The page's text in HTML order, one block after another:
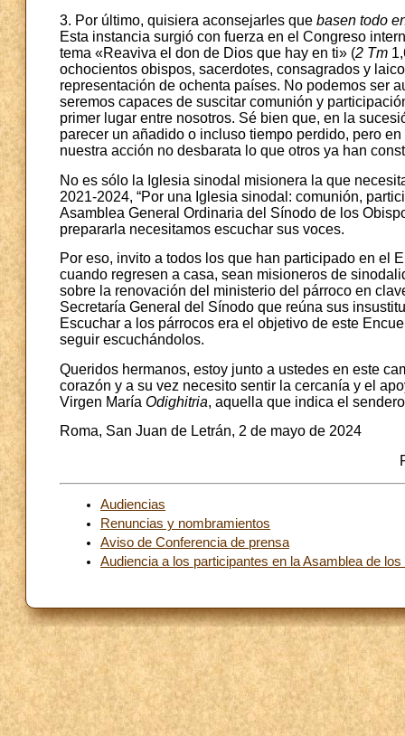
3. Por último, quisiera aconsejarles que basen todo
Esta instancia surgió con fuerza en el Congreso
tema «Reaviva el don de Dios que hay en ti» (2 Tm
ochocientos obispos, sacerdotes, consagrados y
representación de ochenta países. No podemos ser
seremos capaces de suscitar comunión y
primer lugar entre nosotros. Sé bien que, en la
parecer un añadido o incluso tiempo perdido, pero
nuestra acción no desbarata lo que otros ya han
No es sólo la Iglesia sinodal misionera la que
2021-2024, “Por una Iglesia sinodal: comunión,
Asamblea General Ordinaria del Sínodo de los
prepararla necesitamos escuchar sus voces.
Por eso, invito a todos los que han participado en el
cuando regresen a casa, sean misioneros de
sobre la renovación del ministerio del párroco en
Secretaría General del Sínodo que reúna sus
Escuchar a los párrocos era el objetivo de este
seguir escuchándolos.
Queridos hermanos, estoy junto a ustedes en este
corazón y a su vez necesito sentir la cercanía y el
Virgen María Odighitria, aquella que indica el
Roma, San Juan de Letrán, 2 de mayo de 2024
Audiencias
Renuncias y nombramientos
Aviso de Conferencia de prensa
Audiencia a los participantes en la Asamblea de